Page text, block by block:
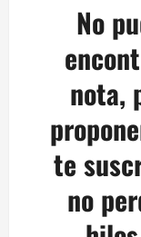
No
nota,
te
no